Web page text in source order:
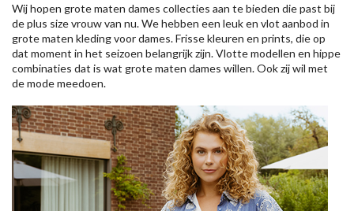
Wij hopen grote maten dames collecties aan te bieden die past bij
de plus size vrouw van nu. We hebben een leuk en vlot aanbod in
grote maten kleding voor dames. Frisse kleuren en prints, die op
dat moment in het seizoen belangrijk zijn. Vlotte modellen en hippe
combinaties dat is wat grote maten dames willen. Ook zij wil met
de mode meedoen.